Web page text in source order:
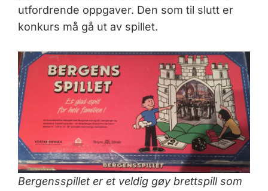
utfordrende oppgaver. Den som til slutt er
konkurs må gå ut av spillet.
Bergensspillet er et veldig gøy brettspill som